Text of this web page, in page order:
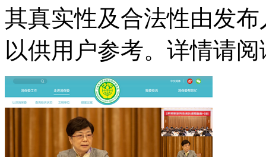
其真实性及合法性由发
以供用户参考。详情请